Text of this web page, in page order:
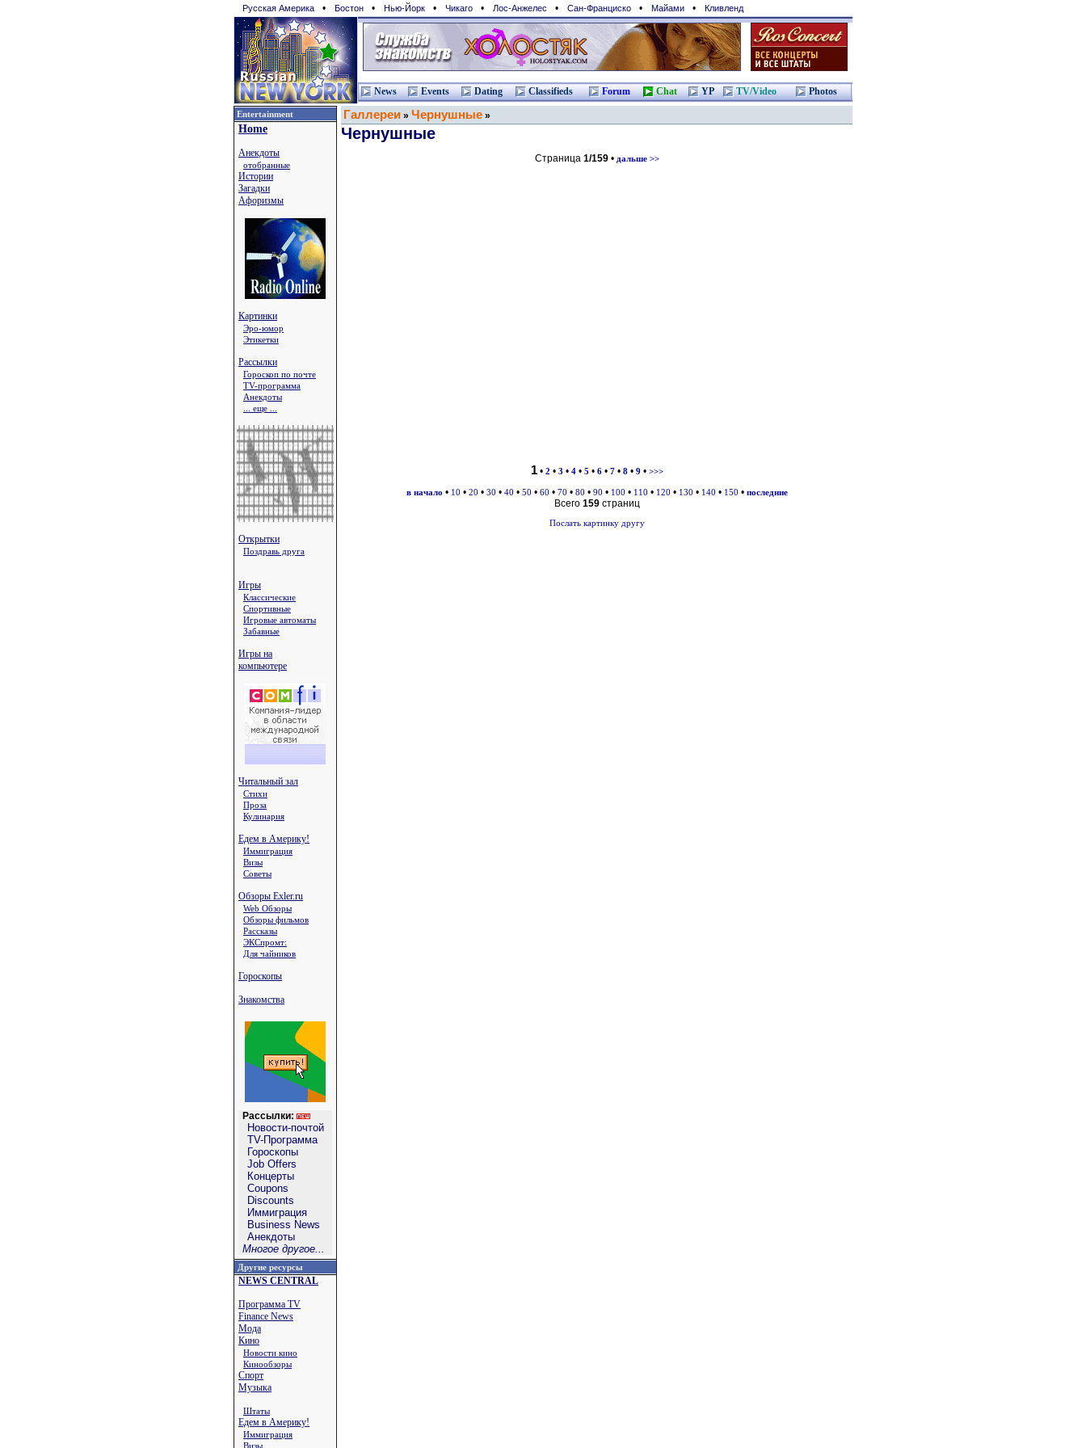
Русская Америка • Бостон • Нью-Йорк • Чикаго • Лос-Анжелес • Сан-Франциcко • Майами • Кливленд
News Events Dating Classifieds Forum Chat YP TV/Video Photos
Entertainment
Home
Анекдоты
отобранные
Истории
Загадки
Афоризмы
Картинки
Эро-юмор
Этикетки
Рассылки
Гороскоп по почте
TV-программа
Анекдоты
... еще ...
Открытки
Поздравь друга
Игры
Классические
Спортивные
Игровые автоматы
Забавные
Игры на
компьютере
Читальный зал
Стихи
Проза
Кулинария
Едем в Америку!
Иммиграция
Визы
Советы
Обзоры Exler.ru
Web Обзоры
Обзоры фильмов
Рассказы
ЭКСпромт:
Для чайников
Гороскопы
Знакомства
Рассылки:
Новости-почтой
TV-Программа
Гороскопы
Job Offers
Концерты
Coupons
Discounts
Иммиграция
Business News
Анекдоты
Многое другое...
Другие ресурсы
NEWS CENTRAL
Программа TV
Finance News
Мода
Кино
Новости кино
Кинообзоры
Спорт
Музыка
Штаты
Едем в Америку!
Иммиграция
Визы
Галлереи » Чернушные »
Чернушные
Страница 1/159• дальше >>
1• 2 • 3 • 4• 5 • 6• 7• 8• 9 • >>>
в начало • 10 • 20 • 30 • 40 • 50 • 60 • 70 • 80 • 90 • 100 • 110 • 120 • 130 • 140 • 150 • последние
Всего 159страниц
Послать картинку другу